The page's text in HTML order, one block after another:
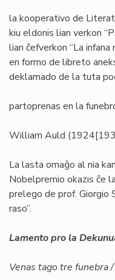
la kooperativo de
kiu eldonis lian verkon
lian ĉefverkon “La infana
en formo de libreto
deklamado de la tuta
partoprenas en la
William Auld
La lasta omaĝo al nia
Nobelpremio okazis ĉe
prelego de prof. Giorgio
raso”.
Lamento pro la
Venas tago tre funebra